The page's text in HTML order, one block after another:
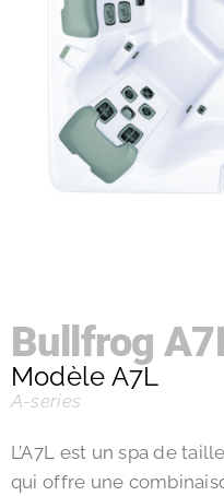
Bullfrog
Modèle A7L
A-series
L’A7L est un spa de
qui offre une